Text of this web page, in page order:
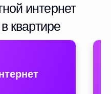
интернет
квартире